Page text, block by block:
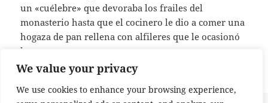
We value your privacy
We use cookies to enhance your browsing experience,
un «cuélebre» que devoraba los frailes del
monasterio hasta que el cocinero le dio a comer una
hogaza de pan rellena con alfileres que le ocasionó
la muerte.